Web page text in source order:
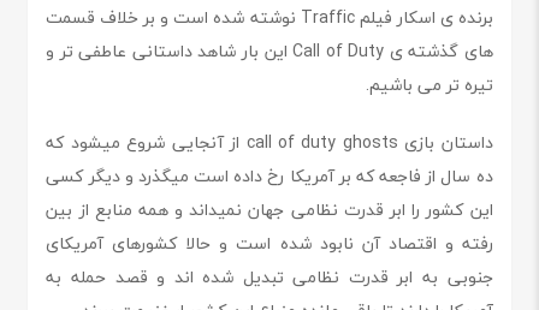
برنده ی اسکار فیلم Traffic نوشته شده است و بر خلاف قسمت
های گذشته ی Call of Duty این بار شاهد داستانی عاطفی تر و
تیره تر می باشیم.
داستان بازی call of duty ghosts از آنجایی شروع میشود که
ده سال از فاجعه که بر آمریکا رخ داده است میگذرد و دیگر کسی
این کشور را ابر قدرت نظامی جهان نمیداند و همه منابع از بین
رفته و اقتصاد آن نابود شده است و حالا کشورهای آمریکای
جنوبی به ابر قدرت نظامی تبدیل شده اند و قصد حمله به